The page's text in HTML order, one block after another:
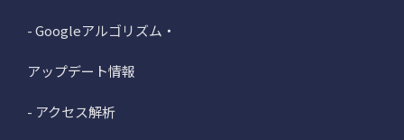
- Googleアルゴリズム・
アップデート情報
- アクセス解析